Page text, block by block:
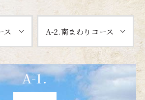
ス A-2.南まわりコース
A-1.